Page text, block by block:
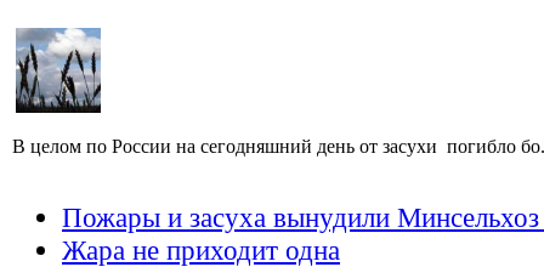
В целом по России на сегодняшний день от засухи погибло
Пожары и засуха вынудили Минсельхоз
Жара не приходит одна